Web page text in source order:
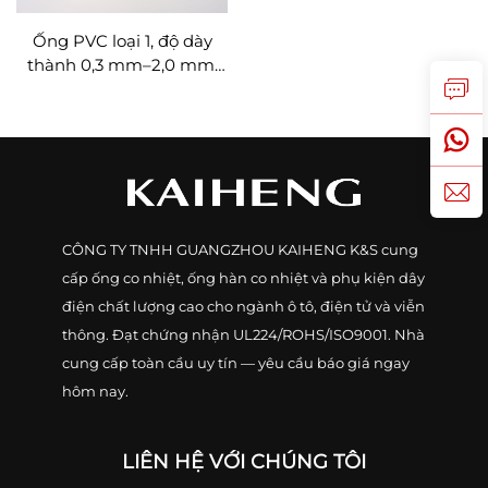
Ống PVC loại 1, độ dày
thành 0,3 mm–2,0 mm,
điện
CÔNG TY TNHH GUANGZHOU KAIHENG K&S cung
cấp ống co nhiệt, ống hàn co nhiệt và phụ kiện dây
điện chất lượng cao cho ngành ô tô, điện tử và viễn
thông. Đạt chứng nhận UL224/ROHS/ISO9001. Nhà
cung cấp toàn cầu uy tín — yêu cầu báo giá ngay
hôm nay.
LIÊN HỆ VỚI CHÚNG TÔI